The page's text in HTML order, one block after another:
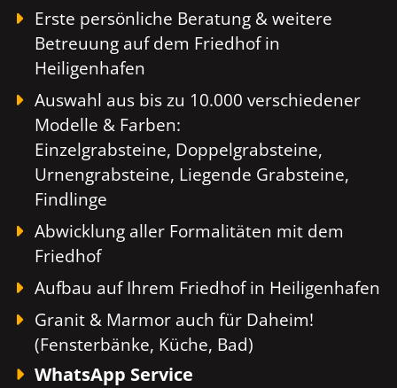
Erste persönliche Beratung & weitere
Betreuung auf dem Friedhof in
Heiligenhafen
Auswahl aus bis zu 10.000 verschiedener
Modelle & Farben:
Einzelgrabsteine, Doppelgrabsteine,
Urnengrabsteine, Liegende Grabsteine,
Findlinge
Abwicklung aller Formalitäten mit dem
Friedhof
Aufbau auf Ihrem Friedhof in Heiligenhafen
Granit & Marmor auch für Daheim!
(Fensterbänke, Küche, Bad)
WhatsApp Service